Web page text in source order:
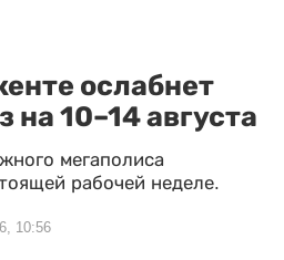
ослабнет
на 10–14 августа
мегаполиса
рабочей неделе.
10:56